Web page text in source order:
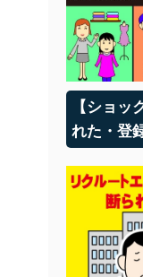
【ショッ
れた・登